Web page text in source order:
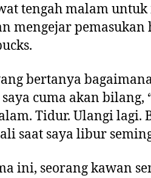
tengah malam
mengejar pemasukan
bertanya
cuma akan bilang,
Tidur. Ulangi lagi.
saat saya libur
ini, seorang kawan